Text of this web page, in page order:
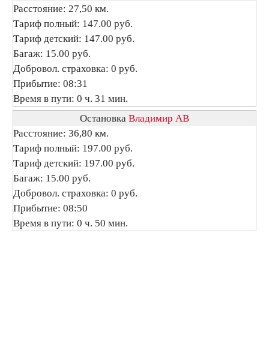
Расстояние: 27,50 км.
Тариф полный: 147.00 руб.
Тариф детский: 147.00 руб.
Багаж: 15.00 руб.
Добровол. страховка: 0 руб.
Прибытие: 08:31
Время в пути: 0 ч. 31 мин.
Остановка Владимир АВ
Расстояние: 36,80 км.
Тариф полный: 197.00 руб.
Тариф детский: 197.00 руб.
Багаж: 15.00 руб.
Добровол. страховка: 0 руб.
Прибытие: 08:50
Время в пути: 0 ч. 50 мин.